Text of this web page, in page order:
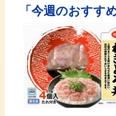
「今週のおすす